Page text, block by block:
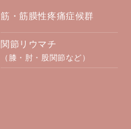
筋・筋膜性疼痛症候群
関節リウマチ
（膝・肘・股関節など）